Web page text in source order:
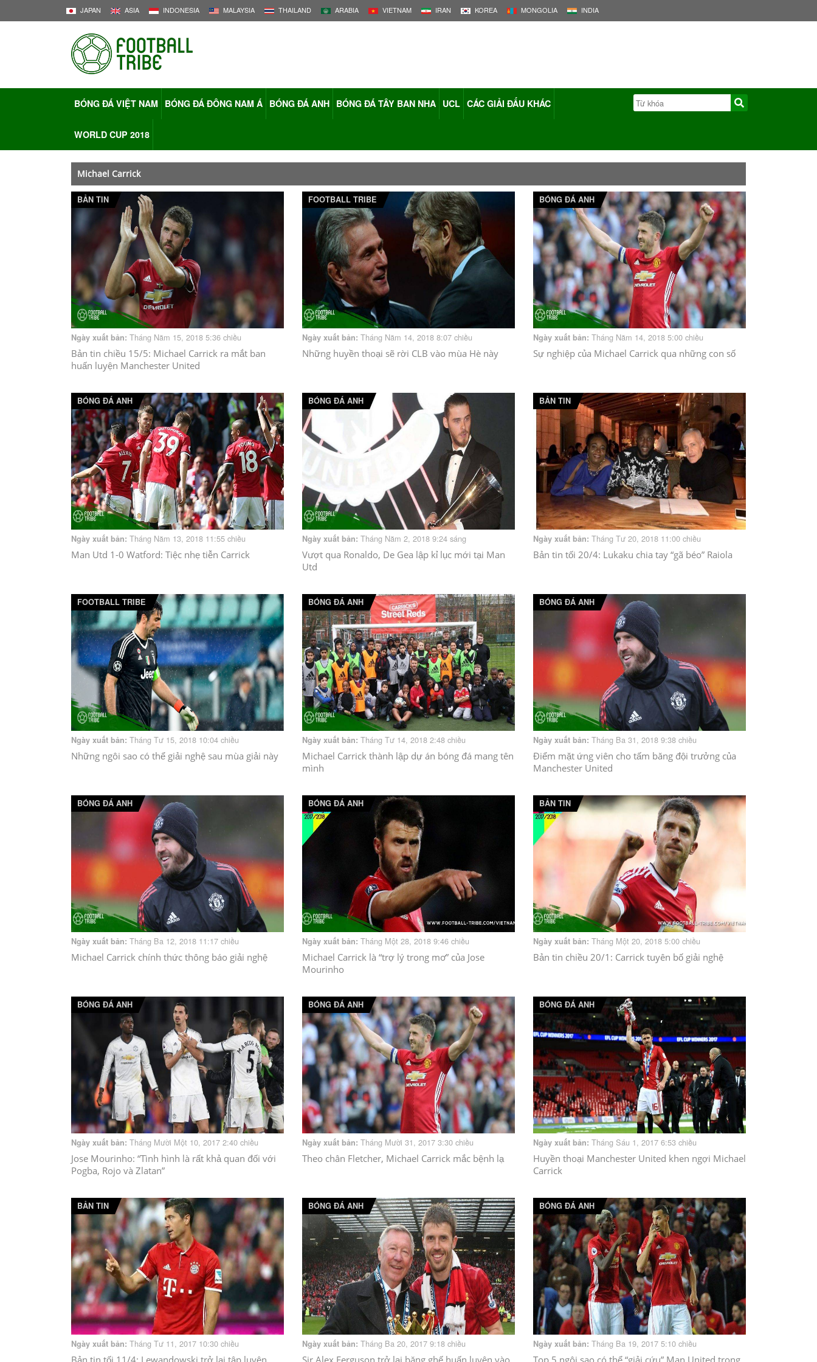
JAPAN ASIA INDONESIA MALAYSIA THAILAND ARABIA VIETNAM IRAN KOREA MONGOLIA INDIA
BÓNG ĐÁ VIỆT NAM BÓNG ĐÁ ĐÔNG NAM Á BÓNG ĐÁ ANH BÓNG ĐÁ TÂY BAN NHA UCL CÁC GIẢI ĐẤU KHÁC
WORLD CUP 2018
Michael Carrick
BẢN TIN
Ngày xuất bản: Tháng Năm 15, 2018 5:36 chiều
Bản tin chiều 15/5: Michael Carrick ra mắt ban
huấn luyện Manchester United
FOOTBALL TRIBE
Ngày xuất bản: Tháng Năm 14, 2018 8:07 chiều
Những huyền thoại sẽ rời CLB vào mùa Hè này
BÓNG ĐÁ ANH
Ngày xuất bản: Tháng Năm 14, 2018 5:00 chiều
Sự nghiệp của Michael Carrick qua những con số
BÓNG ĐÁ ANH
Ngày xuất bản: Tháng Năm 13, 2018 11:55 chiều
Man Utd 1-0 Watford: Tiệc nhẹ tiễn Carrick
BÓNG ĐÁ ANH
Ngày xuất bản: Tháng Năm 2, 2018 9:24 sáng
Vượt qua Ronaldo, De Gea lập kỉ lục mới tại Man
Utd
BẢN TIN
Ngày xuất bản: Tháng Tư 20, 2018 11:00 chiều
Bản tin tối 20/4: Lukaku chia tay “gã béo” Raiola
FOOTBALL TRIBE
Ngày xuất bản: Tháng Tư 15, 2018 10:04 chiều
Những ngôi sao có thể giải nghệ sau mùa giải này
BÓNG ĐÁ ANH
Ngày xuất bản: Tháng Tư 14, 2018 2:48 chiều
Michael Carrick thành lập dự án bóng đá mang tên
mình
BÓNG ĐÁ ANH
Ngày xuất bản: Tháng Ba 31, 2018 9:38 chiều
Điểm mặt ứng viên cho tấm băng đội trưởng của
Manchester United
BÓNG ĐÁ ANH
Ngày xuất bản: Tháng Ba 12, 2018 11:17 chiều
Michael Carrick chính thức thông báo giải nghệ
BÓNG ĐÁ ANH
Ngày xuất bản: Tháng Một 28, 2018 9:46 chiều
Michael Carrick là “trợ lý trong mơ” của Jose
Mourinho
BẢN TIN
Ngày xuất bản: Tháng Một 20, 2018 5:00 chiều
Bản tin chiều 20/1: Carrick tuyên bố giải nghệ
BÓNG ĐÁ ANH
Ngày xuất bản: Tháng Mười Một 10, 2017 2:40 chiều
Jose Mourinho: “Tình hình là rất khả quan đối với
Pogba, Rojo và Zlatan”
BÓNG ĐÁ ANH
Ngày xuất bản: Tháng Mười 31, 2017 3:30 chiều
Theo chân Fletcher, Michael Carrick mắc bệnh lạ
BÓNG ĐÁ ANH
Ngày xuất bản: Tháng Sáu 1, 2017 6:53 chiều
Huyền thoại Manchester United khen ngợi Michael
Carrick
BẢN TIN
Ngày xuất bản: Tháng Tư 11, 2017 10:30 chiều
Bản tin tối 11/4: Lewandowski trở lại tập luyện
BÓNG ĐÁ ANH
Ngày xuất bản: Tháng Ba 20, 2017 9:18 chiều
Sir Alex Ferguson trở lại băng ghế huấn luyện vào
BÓNG ĐÁ ANH
Ngày xuất bản: Tháng Ba 19, 2017 5:10 chiều
Top 5 ngôi sao có thể “giải cứu” Man United trong